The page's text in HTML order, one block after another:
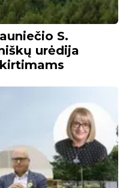
S.
urėdija